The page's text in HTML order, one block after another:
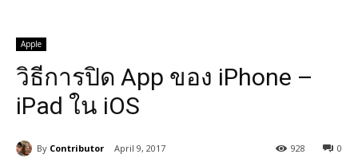
Apple
วิธีการปิด App ของ iPhone –
iPad ใน iOS
By Contributor April 9, 2017 0
928